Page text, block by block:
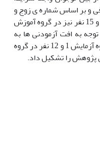
و بر اساس شماره ی زوج و
یا فرد، 15 نوجوان در گروه آزمایش1 و 15 نفر نیز در گروه آموزش
توجه به افت آزمودنی ها به
دلیل ترخیص از کانون،12 نفر در گروه آزمایش 1 و 12 نفر در گروه